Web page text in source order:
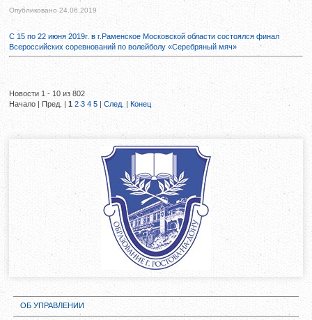
Опубликовано 24.06.2019
С 15 по 22 июня 2019г. в г.Раменское Московской области состоялся финал
Всероссийских соревнований по волейболу «Серебряный мяч»
Новости 1 - 10 из 802
Начало | Пред. |1 2 3 4 5 |След. |Конец
ОБ УПРАВЛЕНИИ